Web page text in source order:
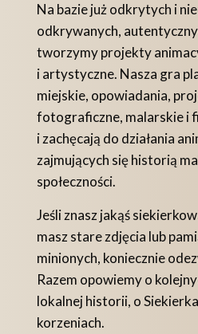
Na bazie już odkrytych i
odkrywanych,
tworzymy projekty
i artystyczne. Nasza gra
miejskie, opowiadania,
fotograficzne, malarskie i
i zachęcają do działania
zajmujących się historią
społeczności.
Jeśli znasz jakąś
masz stare zdjęcia lub
minionych, koniecznie
Razem opowiemy o
lokalnej historii, o
korzeniach.